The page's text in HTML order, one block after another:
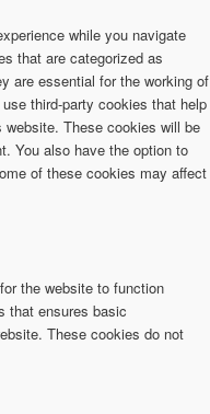
while you navigate
that are categorized as
are essential for the working of
third-party cookies that help
These cookies will be
You also have the option to
of these cookies may affect
the website to function
that ensures basic
These cookies do not